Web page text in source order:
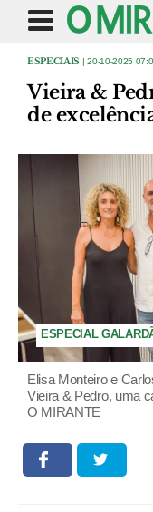
ESPECIAIS | 20-10-2025
Vieira &
de
ESPECIAL
Elisa Monteiro e
Vieira & Pedro, uma
O MIRANTE